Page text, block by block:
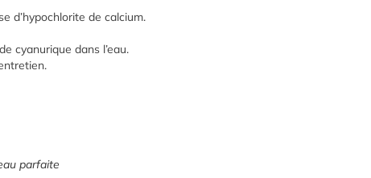
d’hypochlorite de calcium.
cyanurique dans l’eau.
parfaite